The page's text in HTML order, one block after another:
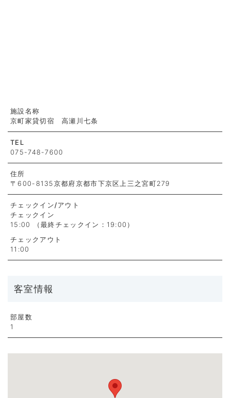
施設名称
京町家貸切宿 高瀬川七条
TEL
075-748-7600
住所
〒600-8135京都府京都市下京区上三之宮町279
チェックイン/アウト
チェックイン
15:00 （最終チェックイン：19:00）
チェックアウト
11:00
客室情報
部屋数
1